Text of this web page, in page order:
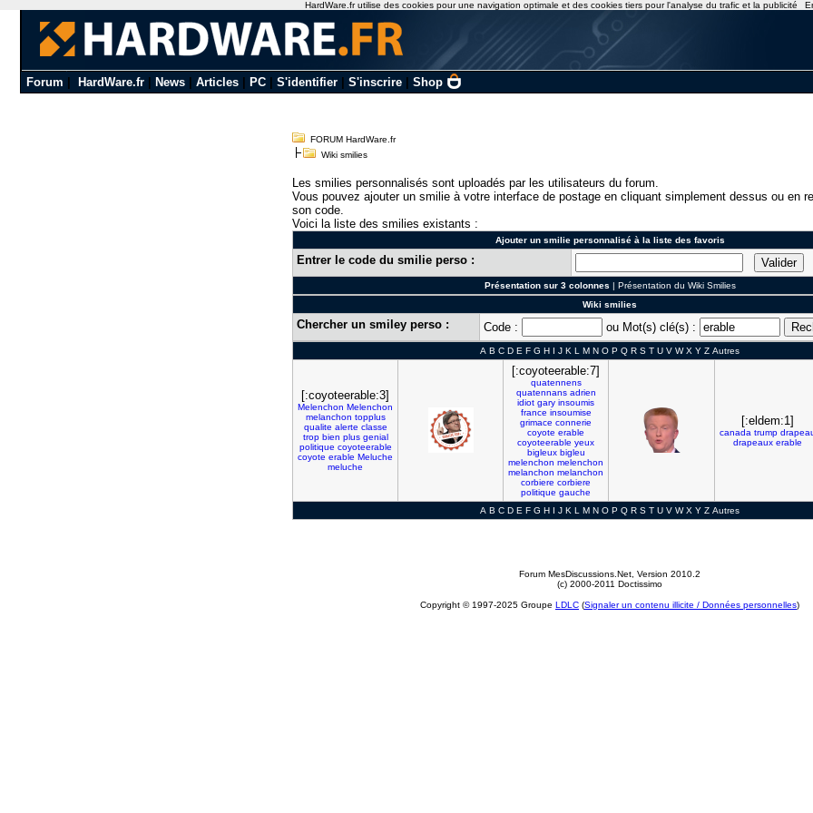
Forum HardWare.fr| News| Articles| PC| S'identifier| S'inscrire| Shop
FORUM HardWare.fr
Wiki smilies
Les smilies personnalisés sont uploadés par les utilisateurs du forum.
Vous pouvez ajouter un smilie à votre interface de postage en cliquant simplement dessus ou en
son code.
Voici la liste des smilies existants :
Ajouter un smilie personnalisé à la liste des favoris
Entrer le code du smilie perso :
Présentation sur 3 colonnes | Présentation du Wiki Smilies
Wiki smilies
Chercher un smiley perso : Code : ou Mot(s) clé(s) :
A B C D E F G H I J K L M N O P Q R S T U V W X Y Z Autres
[:coyoteerable:3]
Melenchon Melenchon
melanchon topplus
qualite alerte classe
trop bien plus genial
politique coyoteerable
coyote erable Meluche
meluche
[:coyoteerable:7]
quatennens
quatennans adrien
idiot gary insoumis
france insoumise
grimace connerie
coyote erable
coyoteerable yeux
bigleux bigleu
melenchon melenchon
melanchon melanchon
corbiere corbiere
politique gauche
[:eldem:1]
canada trump
drapeaux erable
A B C D E F G H I J K L M N O P Q R S T U V W X Y Z Autres
Forum MesDiscussions.Net , Version 2010.2
(c) 2000-2011 Doctissimo
Copyright © 1997-2025 Groupe LDLC (Signaler un contenu illicite / Données personnelles)
HardWare.fr utilise des cookies pour une navigation optimale et des cookies tiers pour l'analyse du trafic et la publicité